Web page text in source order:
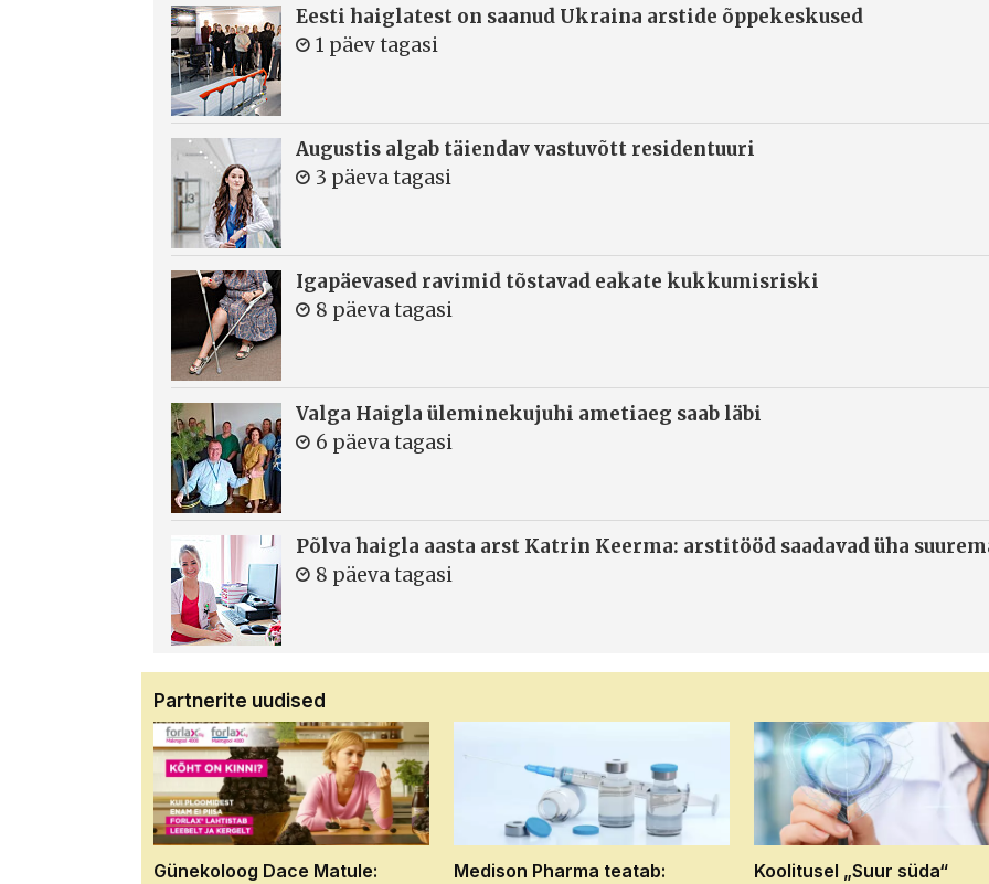
Eesti haiglatest on saanud Ukraina arstide õppekeskused
1 päev tagasi
Augustis algab täiendav vastuvõtt residentuuri
3 päeva tagasi
Igapäevased ravimid tõstavad eakate kukkumisriski
8 päeva tagasi
Valga Haigla üleminekujuhi ametiaeg saab läbi
6 päeva tagasi
Põlva haigla aasta arst Katrin Keerma: arstitööd saadavad üha
8 päeva tagasi
Partnerite uudised
Günekoloog Dace Matule:
Medison Pharma teatab:
Koolitusel „Suur süda“